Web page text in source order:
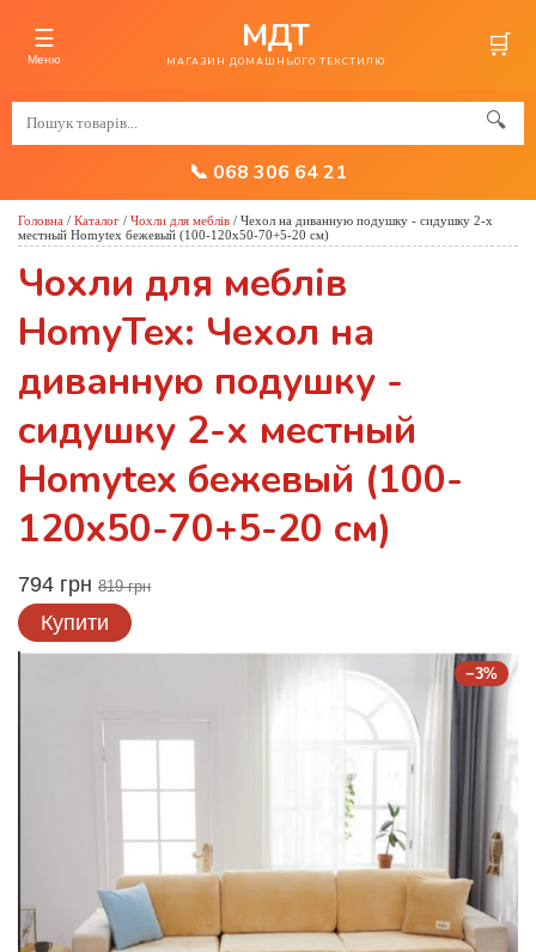
☰
Меню
МДТ
МАГАЗИН ДОМАШНЬОГО ТЕКСТИЛЮ 🛒
🔍
📞 068 306 64 21
Головна / Каталог / Чохли для меблів / Чехол на диванную подушку - сидушку 2-х
местный Homytex бежевый (100-120x50-70+5-20 см)
Чохли для меблів
HomyTex: Чехол на
диванную подушку -
сидушку 2-х местный
Homytex бежевый (100-
120x50-70+5-20 см)
794 грн 819 грн
Купити
−3%